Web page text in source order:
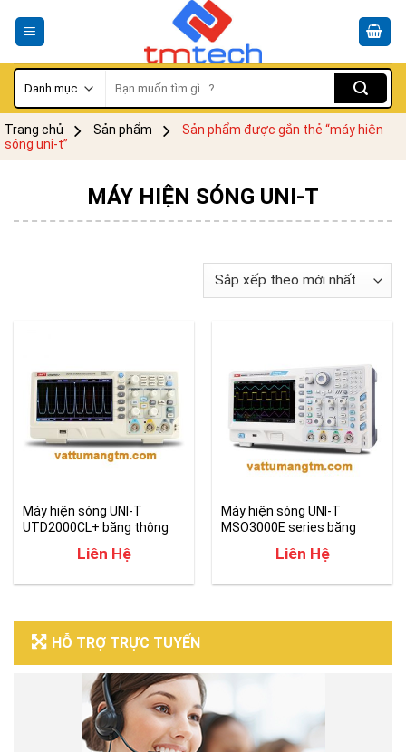
kiếm:
Trang chủ Sản phẩm
Sản phẩm được gắn thẻ “máy hiện
sóng uni-t”
HỖ TRỢ TRỰC TUYẾN
MÁY HIỆN SÓNG UNI-T
Máy hiện sóng UNI-T
UTD2000CL+ băng thông
Liên Hệ
Máy hiện sóng UNI-T
MSO3000E series băng
Liên Hệ